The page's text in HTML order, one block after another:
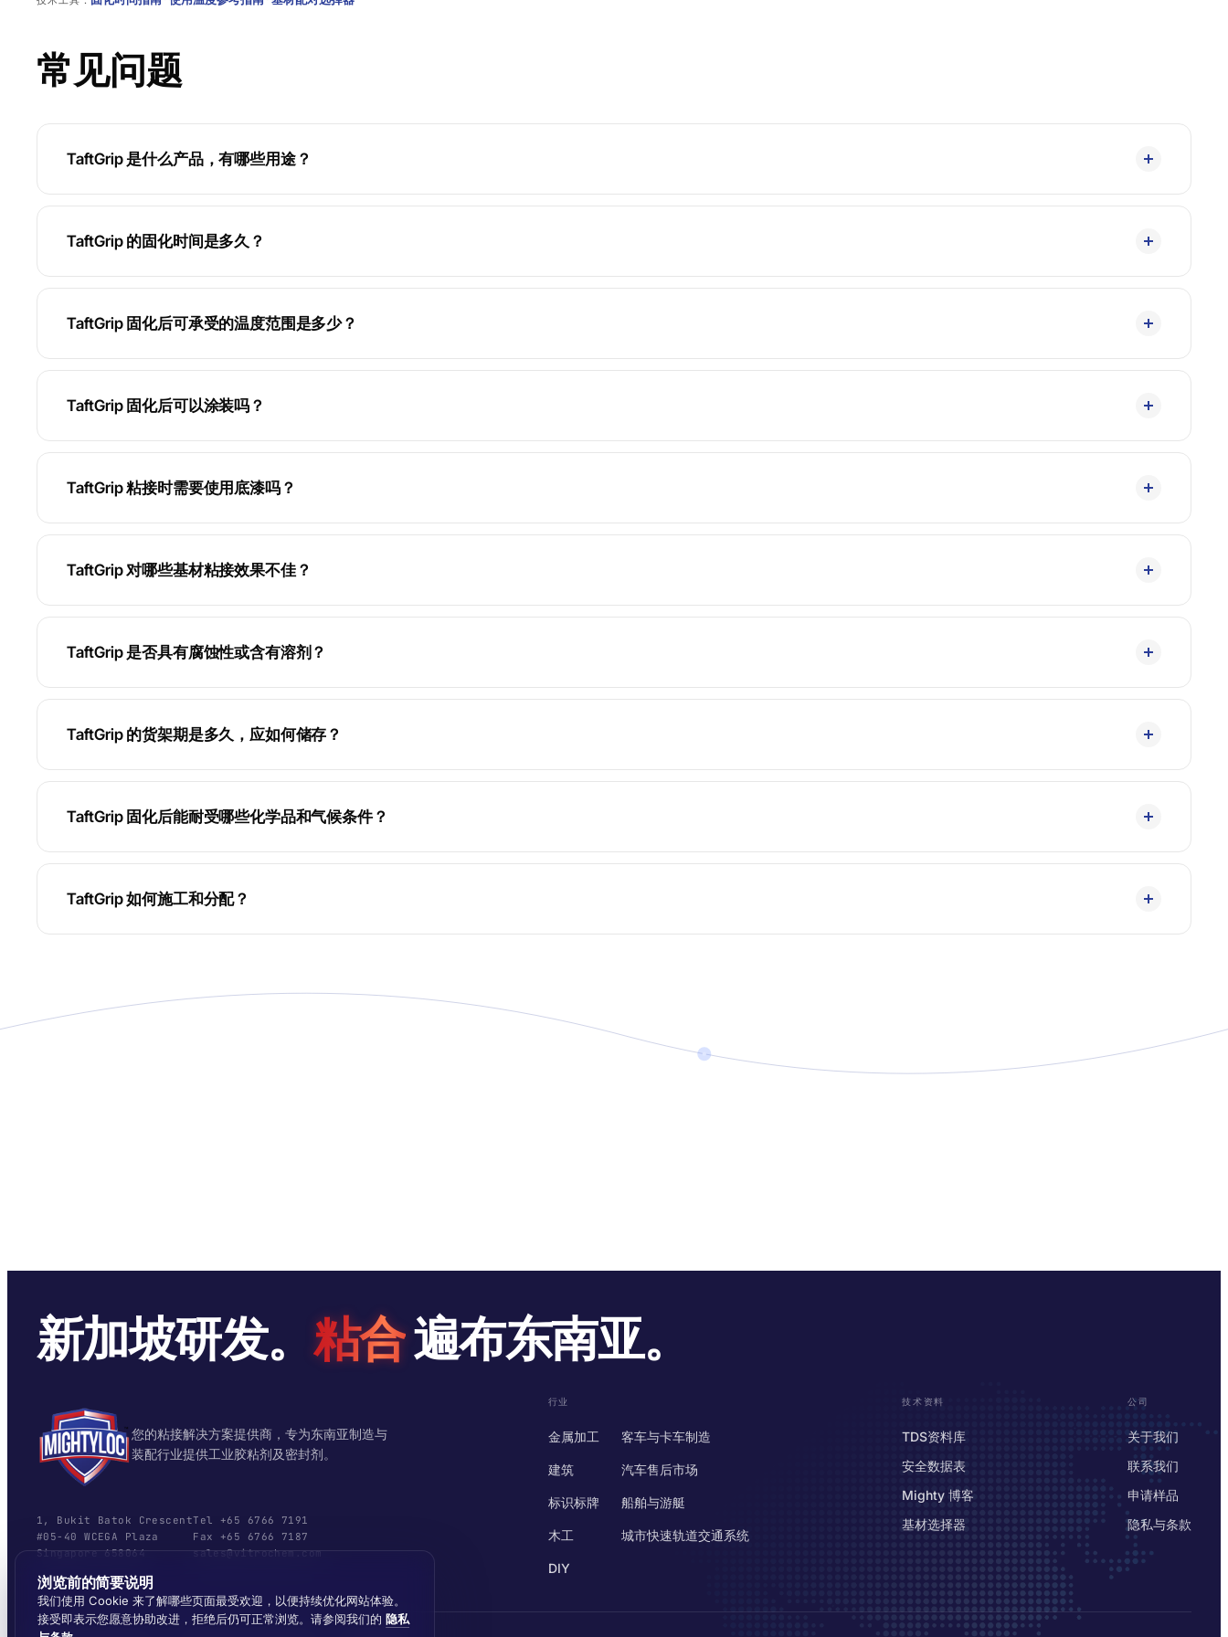
常见问题
TaftGrip 是什么产品，有哪些用途？
TaftGrip 的固化时间是多久？
TaftGrip 固化后可承受的温度范围是多少？
TaftGrip 固化后可以涂装吗？
TaftGrip 粘接时需要使用底漆吗？
TaftGrip 对哪些基材粘接效果不佳？
TaftGrip 是否具有腐蚀性或含有溶剂？
TaftGrip 的货架期是多久，应如何储存？
TaftGrip 固化后能耐受哪些化学品和气候条件？
TaftGrip 如何施工和分配？
新加坡研发。 粘合遍布东南亚。
您的粘接解决方案提供商，专为东南亚制造与
装配行业提供工业胶粘剂及密封剂。
1, Bukit Batok Crescent
#05-40 WCEGA Plaza
Singapore 658064
Tel +65 6766 7191
Fax +65 6766 7187
sales@vitrochem.com
行业
金属加工
建筑
标识标牌
木工
DIY
客车与卡车制造
汽车售后市场
船舶与游艇
城市快速轨道交通系统
技术资料
TDS资料库
安全数据表
Mighty 博客
基材选择器
公司
关于我们
联系我们
申请样品
隐私与条款
浏览前的简要说明
我们使用 Cookie 来了解哪些页面最受欢迎，以便持续优化网站体验。
接受即表示您愿意协助改进，拒绝后仍可正常浏览。请参阅我们的 隐私